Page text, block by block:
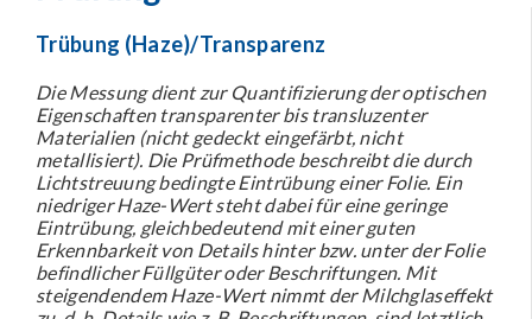
Trübung (Haze)/Transparenz
Die Messung dient zur Quantifizierung der optischen
Eigenschaften transparenter bis transluzenter
Materialien (nicht gedeckt eingefärbt, nicht
metallisiert). Die Prüfmethode beschreibt die durch
Lichtstreuung bedingte Eintrübung einer Folie. Ein
niedriger Haze-Wert steht dabei für eine geringe
Eintrübung, gleichbedeutend mit einer guten
Erkennbarkeit von Details hinter bzw. unter der Folie
befindlicher Füllgüter oder Beschriftungen. Mit
steigendendem Haze-Wert nimmt der Milchglaseffekt